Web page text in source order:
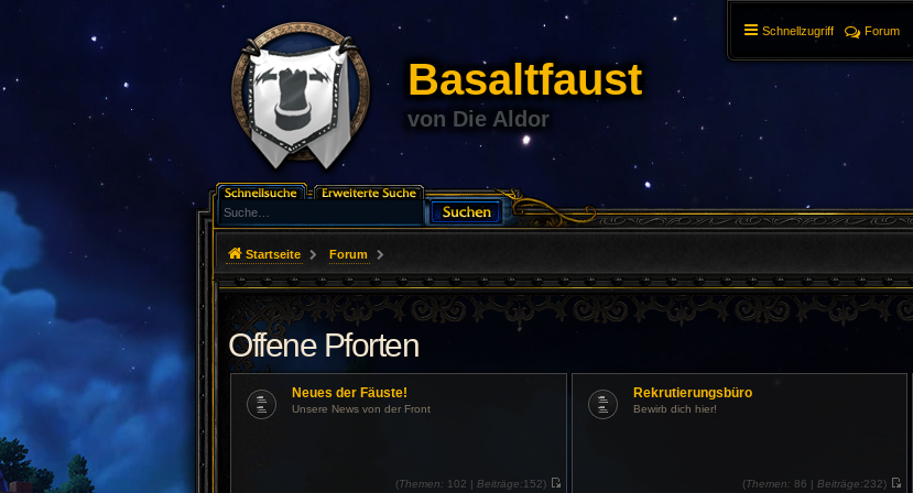
Basaltfaust
von Die Aldor
Schnellzugriff Forum
Startseite Forum
Offene Pforten
Neues der Fäuste!
Unsere News von der Front
(Themen: 102 | Beiträge:152)
Rekrutierungsbüro
Bewirb dich hier!
(Themen: 86 | Beiträge:232)